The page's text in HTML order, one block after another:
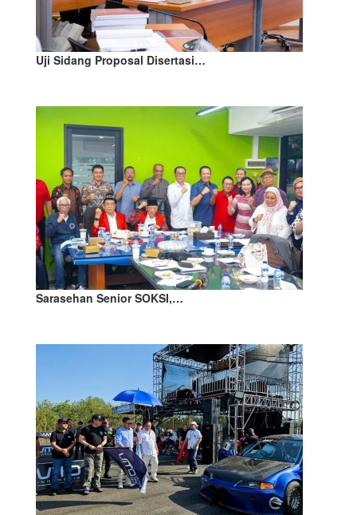
Uji Sidang Proposal Disertasi…
Sarasehan Senior SOKSI,…